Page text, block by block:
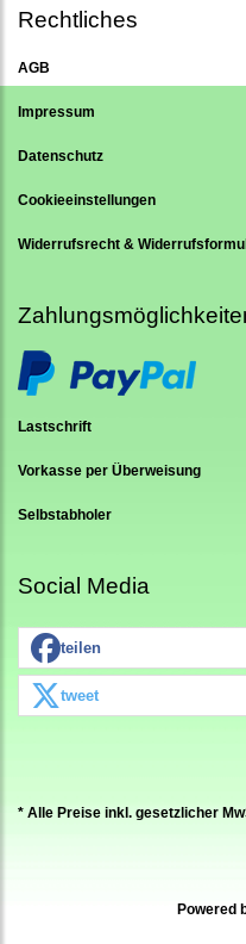
Rechtliches
AGB
Impressum
Datenschutz
Cookieeinstellungen
Widerrufsrecht &
Lastschrift
Vorkasse per Überweisung
Selbstabholer
Social Media
teilen
tweet
* Alle Preise inkl. gesetzlicher
Powered